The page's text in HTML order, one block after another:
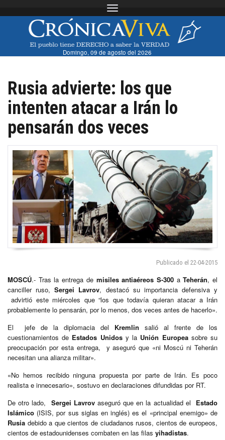
Toggle navigation
Domingo, 09 de agosto del 2026
Rusia advierte: los que
intenten atacar a Irán lo
pensarán dos veces
Publicado el 22-04-2015
MOSCÚ.- Tras la entrega de misiles antiaéreos S-300aTeherán, el
canciller ruso,Sergei Lavrov, destacó su importancia defensiva y
advirtió este miércoles que “los que todavía quieran atacar a Irán
probablemente lo pensarán, por lo menos, dos veces antes de hacerlo».
El jefe de la diplomacia del Kremlin salió al frente de los
cuestionamientos de Estados Unidosy la Unión Europeasobre su
preocupación por esta entrega, y aseguró que «ni Moscú ni Teherán
necesitan una alianza militar».
«No hemos recibido ninguna propuesta por parte de Irán. Es poco
realista e innecesario», sostuvo en declaraciones difundidas por RT.
De otro lado, Sergei Lavrovaseguró que en la actualidad el Estado
Islámico (ISIS, por sus siglas en inglés) es el «principal enemigo» de
Rusia debido a que cientos de ciudadanos rusos, cientos de europeos,
cientos de estadounidenses combaten en las filas yihadistas.